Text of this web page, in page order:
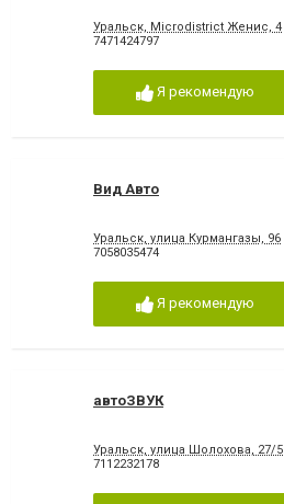
Уральск, Microdistrict Женис, 4
7471424797
Я рекомендую
Вид Авто
Уральск, улица Курмангазы, 96
7058035474
Я рекомендую
автоЗВУК
Уральск, улица Шолохова, 27/5
7112232178